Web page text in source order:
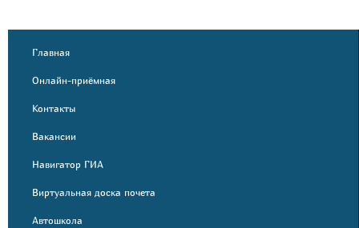
Главная
Онлайн-приёмная
Контакты
Вакансии
Навигатор ГИА
Виртуальная доска почета
Автошкола